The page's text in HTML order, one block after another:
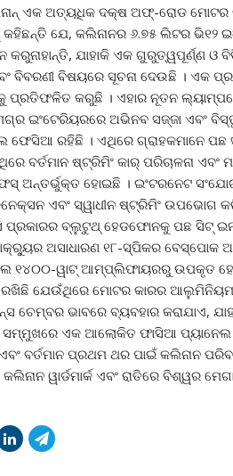
ଏକ ଅତ୍ୟଧିକ ଦକ୍ଷ ଅଫ୍‌-ରୋଡ ମୋଟର
ଯେ, କଲିନାନର ୬.୭୫ ଲିଟର ଭି୧୨
କରୁନାହାନ୍ତି, ଯାହାକି ଏକ ଗୁରୁତ୍ୱପୂର୍ଣ୍ଣ
ବିବରଣୀ ବିଷୟରେ ସୂଚନା ଦେଉଛି । ଏକ
ପ୍ରତିଫଳିତ କରୁଛି । ଏହାର ନୂତନ
ଇଂଟେରିୟରରେ ଅଭିନବ ସଜ୍ଜା ଏବଂ
ଫେସିଆ ରହିଛି । ଏଥିରେ ଗ୍ରାହକମାନେ
ଷ୍ଟ୍ରିମିଂ କାର୍ ପରିଚାଳନା ଏବଂ
ଅନ୍ତର୍ଭୁକ୍ତ ହୋଇଛି । ଇଂଟରନେଟ
ଏବଂ ସ୍ୱାଧୀନ ଷ୍ଟ୍ରିମିଂ ଉପଭୋଗ
ପ୍ରକାରର ବ୍ଲୁଟୁଥ୍ ହେଡଫୋନକୁ ପଛ ସିଟ୍
ଅସାଧାରଣ ୧୮-ସ୍ପିକର
୧୪୦୦-ୱାଟ୍ ଆମ୍ପ୍ଲିଫାୟରରୁ ଉପକୃତ
ଯେଉଁଥିରେ ମୋଟର କାରର
ଚେମ୍ବର ଭାବରେ ବ୍ୟବହାର କରାଯାଏ,
ଏକ ଆଲୋକିତ ଫାସିଆ ପ୍ୟାନେଲ
ବର୍ତମାନ ପ୍ରଥମ ଥର ପାଇଁ କଲିନାନ
ୱାର୍ଡମାର୍କ ଏବଂ ରାତିରେ ବିଶ୍ୱର